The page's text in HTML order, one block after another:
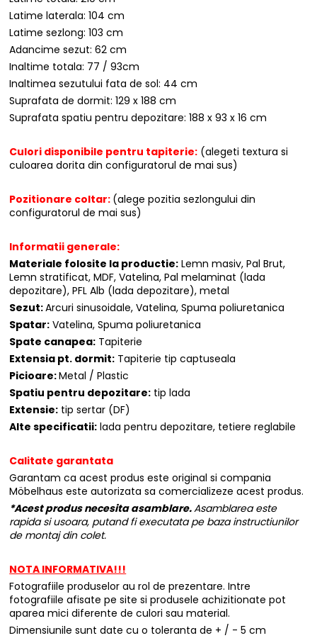
Latime laterala: 104 cm
Latime sezlong: 103 cm
Adancime sezut: 62 cm
Inaltime totala: 77 / 93cm
Inaltimea sezutului fata de sol: 44 cm
Suprafata de dormit: 129 x 188 cm
Suprafata spatiu pentru depozitare: 188 x 93 x 16 cm
Culori disponibile pentru tapiterie: (alegeti textura si
culoarea dorita din configuratorul de mai sus)
Pozitionare coltar: (alege pozitia sezlongului din
configuratorul de mai sus)
Informatii generale:
Materiale folosite la productie: Lemn masiv, Pal Brut,
Lemn stratificat, MDF, Vatelina, Pal melaminat (lada
depozitare), PFL Alb (lada depozitare), metal
Sezut:Arcuri sinusoidale, Vatelina, Spuma poliuretanica
Spatar: Vatelina, Spuma poliuretanica
Spate canapea: Tapiterie
Extensia pt. dormit: Tapiterie tip captuseala
Picioare:Metal / Plastic
Spatiu pentru depozitare: tip lada
Extensie: tip sertar (DF)
Alte specificatii: lada pentru depozitare, tetiere reglabile
Calitate garantata
Garantam ca acest produs este original si compania
Möbelhaus este autorizata sa comercializeze acest produs.
*Acest produs necesita asamblare.Asamblarea este
rapida si usoara, putand fi executata pe baza instructiunilor
de montaj din colet.
NOTA INFORMATIVA!!!
Fotografiile produselor au rol de prezentare. Intre
fotografiile afisate pe site si produsele achizitionate pot
aparea mici diferente de culori sau material.
Dimensiunile sunt date cu o toleranta de + / - 5 cm